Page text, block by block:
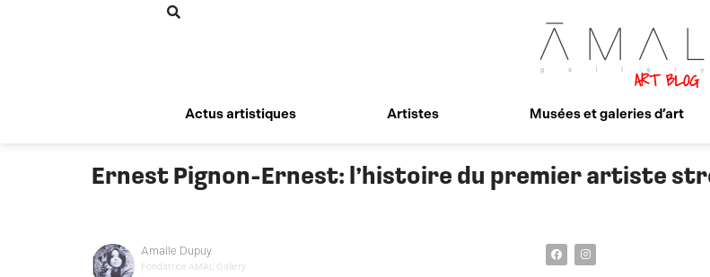
Actus artistiques Artistes Musées et galeries d’art
Ernest Pignon-Ernest: l’histoire du premier artiste
Amalle Dupuy
Fondatrice AMAL Gallery
F
a
c
I
n
s